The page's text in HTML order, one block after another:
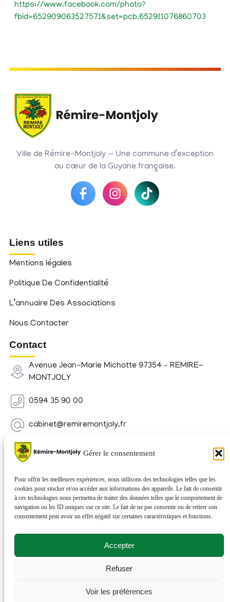
Gérer le consentement
Pour offrir les meilleures expériences, nous utilisons des technologies telles que les
cookies pour stocker et/ou accéder aux informations des appareils. Le fait de consentir
à ces technologies nous permettra de traiter des données telles que le comportement de
navigation ou les ID uniques sur ce site. Le fait de ne pas consentir ou de retirer son
consentement peut avoir un effet négatif sur certaines caractéristiques et fonctions.
Accepter
Refuser
Voir les préférences
https://www.facebook.com/photo?
fbid=652909063527571&set=pcb.652911076860703
Ville de Rémire-Montjoly — Une commune d’exception
au cœur de la Guyane française.
Liens utiles
Mentions légales
Politique De Confidentialité
L’annuaire Des Associations
Nous Contacter
Contact
Avenue Jean-Marie Michotte 97354 – REMIRE-
MONTJOLY
0594 35 90 00
cabinet@remiremontjoly.fr
Newsletter
nouvelles de votre commune.
réalisé parNetactions